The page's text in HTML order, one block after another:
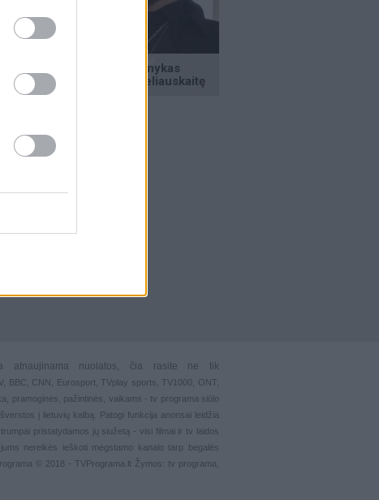
atnaujinama nuolatos, čia rasite ne tik
BBC, CNN, Eurosport, TVplay sports , TV1000, ONT,
pramoginės pažintinės vaikams - tv programa siūlo
į lietuvių kalbą. Patogi funkcija anonsai leidžia
pristatydamos jų siužetą - visi filmai ir tv laidos
nereikės ieškoti mėgstamo kanalo tarp begalės
© 2018 - TVPrograma.lt Žymos: tv programa,